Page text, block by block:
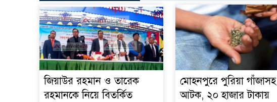
জিয়াউর রহমান ও তারেক
রহমানকে নিয়ে বিতর্কিত
মোহনপুরে পুরিয়া গাঁজাসহ
আটক, ২০ হাজার টাকায়